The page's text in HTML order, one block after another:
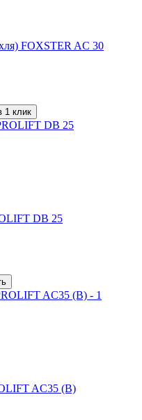
FOXSTER AC 30
1 клик
DB 25
AC35 (B)